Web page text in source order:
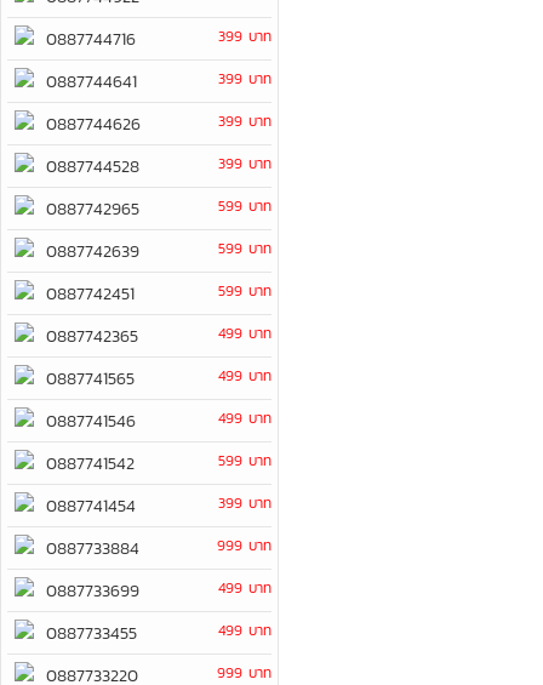
0887744716 399 บาท
0887744641 399 บาท
0887744626 399 บาท
0887744528 399 บาท
0887742965 599 บาท
0887742639 599 บาท
0887742451 599 บาท
0887742365 499 บาท
0887741565 499 บาท
0887741546 499 บาท
0887741542 599 บาท
0887741454 399 บาท
0887733884 999 บาท
0887733699 499 บาท
0887733455 499 บาท
0887733220 999 บาท